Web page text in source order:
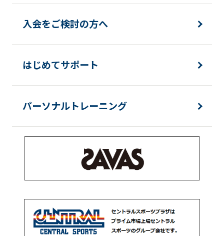
入会をご検討の方へ
はじめてサポート
パーソナルトレーニング